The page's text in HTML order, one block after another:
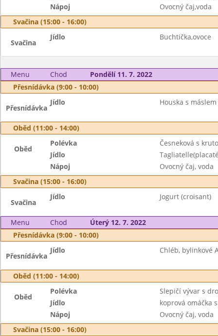
Nápoj
Ovocný čaj,voda
Svačina (15:00 - 16:00)
Svačina
Jídlo Buchtička,ovoce
Menu Chod
Pondělí 11. 7. 2022
Přesnídávka (9:00 - 10:00)
Přesnídávka
Jídlo Houska s
Oběd (11:00 - 14:00)
Oběd
Polévka
Česneková s
Jídlo
Nápoj
Ovocný čaj, voda
Svačina (15:00 - 16:00)
Svačina
Jídlo Jogurt (croisant)
Menu Chod
Úterý 12. 7. 2022
Přesnídávka (9:00 - 10:00)
Přesnídávka
Jídlo Chléb, bylinkové
Oběd (11:00 - 14:00)
Oběd
Polévka
Slepičí vývar s
Jídlo
koprová omáčka
Nápoj
Ovocný čaj, voda
Svačina (15:00 - 16:00)